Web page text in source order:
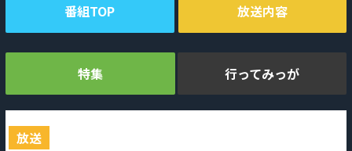
番組TOP 放送内容
特集
放送
行ってみっが